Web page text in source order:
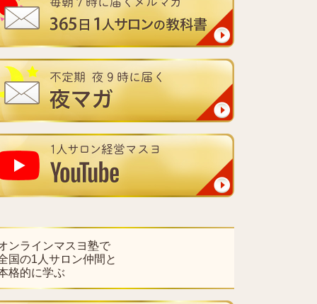
ンラインマスヨ塾で
国の1人サロン仲間と
格的に学ぶ